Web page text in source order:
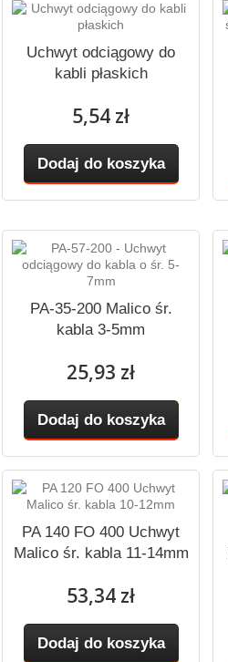
Uchwyt odciągowy do
kabli płaskich
5,54 zł
Dodaj do koszyka
PA-35-200 Malico śr.
kabla 3-5mm
25,93 zł
Dodaj do koszyka
PA 140 FO 400 Uchwyt
Malico śr. kabla 11-14mm
53,34 zł
Dodaj do koszyka